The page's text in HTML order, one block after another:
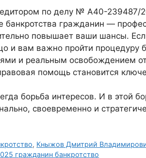
по делу № А40-239487/
банкротства гражданин —
повышает ваши шансы.
и вам важно пройти процедуру
и реальным освобождением
помощь становится
борьба интересов. И в этой
своевременно и
, Кныжов Дмитрий
гражданин банкротство